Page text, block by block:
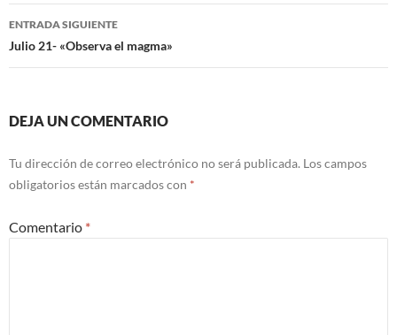
entradas
ENTRADA SIGUIENTE
Julio 21- «Observa el magma»
DEJA UN COMENTARIO
Tu dirección de correo electrónico no será publicada. Los campos
obligatorios están marcados con *
Comentario *